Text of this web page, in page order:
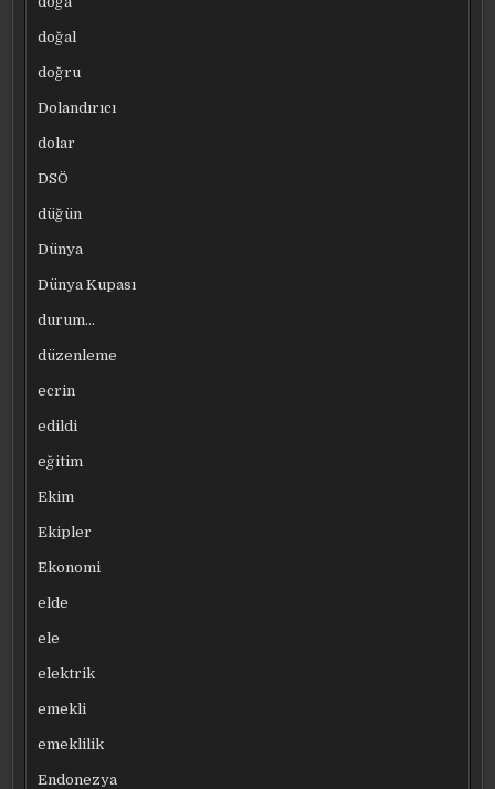
doğal
doğru
Dolandırıcı
dolar
DSÖ
düğün
Dünya
Dünya Kupası
durum…
düzenleme
ecrin
edildi
eğitim
Ekim
Ekipler
Ekonomi
elde
ele
elektrik
emekli
emeklilik
Endonezya